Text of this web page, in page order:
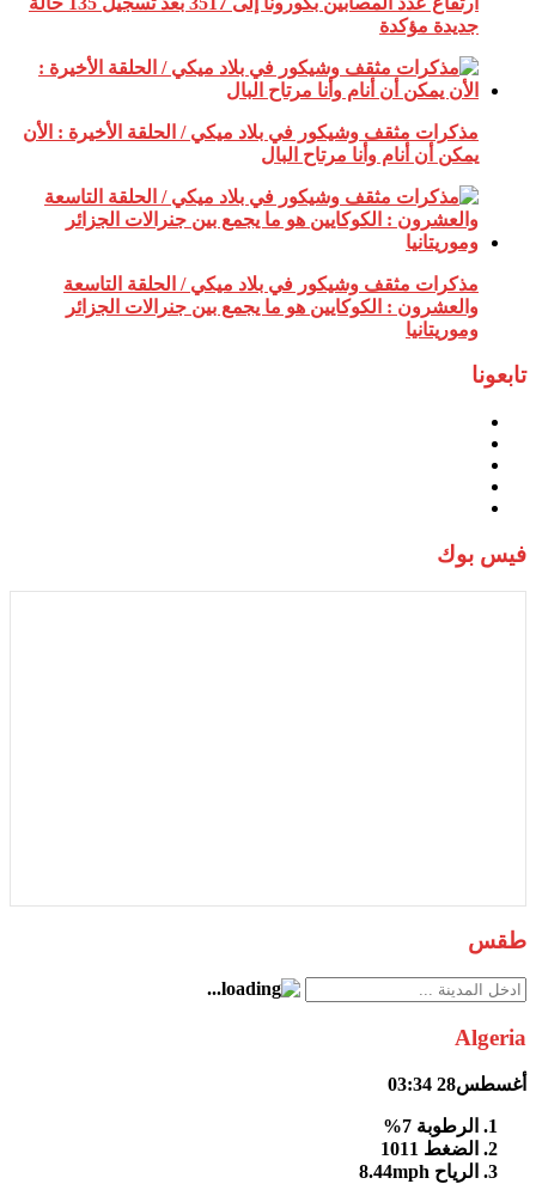
جديدة مؤكدة
مذكرات مثقف وشيكور في بلاد ميكي / الحلقة الأخيرة : الأن
يمكن أن أنام وأنا مرتاح البال
مذكرات مثقف وشيكور في بلاد ميكي / الحلقة التاسعة
والعشرون : الكوكايين هو ما يجمع بين جنرالات الجزائر
وموريتانيا
تابعونا
فيس بوك
طقس
Algeria
أغسطس28 03:34
الرطوبة 7%
الضغط 1011
الرياح 8.44mph